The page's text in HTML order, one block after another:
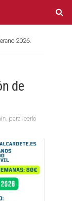
2026.
de
para leerlo